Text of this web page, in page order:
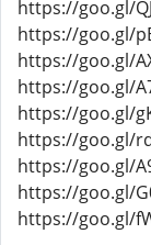
https://goo.gl/
https://goo.gl/
https://goo.gl/
https://goo.gl/
https://goo.gl/
https://goo.gl/
https://goo.gl/
https://goo.gl/
https://goo.gl/